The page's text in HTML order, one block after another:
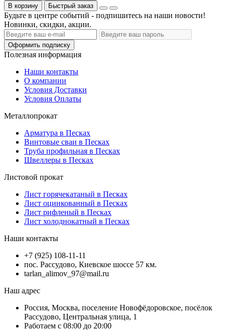
В корзину Быстрый заказ
Будьте в центре событий - подпишитесь на наши новости!
Новинки, скидки, акции.
Оформить подписку
Полезная информация
Наши контакты
О компании
Условия Доставки
Условия Оплаты
Металлопрокат
Арматура в Песках
Винтовые сваи в Песках
Труба профильная в Песках
Швеллеры в Песках
Листовой прокат
Лист горячекатаный в Песках
Лист оцинкованный в Песках
Лист рифленый в Песках
Лист холоднокатный в Песках
Наши контакты
+7 (925) 108-11-11
пос. Рассудово, Киевское шоссе 57 км.
tarlan_alimov_97@mail.ru
Наш адрес
Россия, Москва, поселение Новофёдоровское, посёлок
Рассудово, Центральная улица, 1
Работаем с 08:00 до 20:00